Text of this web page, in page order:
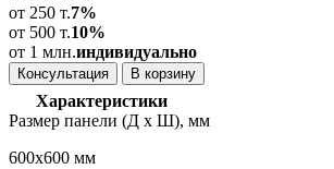
от 250 т.7%
от 500 т.10%
от 1 млн.индивидуально
Консультация В корзину
Характеристики
Размер панели (Д х Ш), мм
600х600 мм